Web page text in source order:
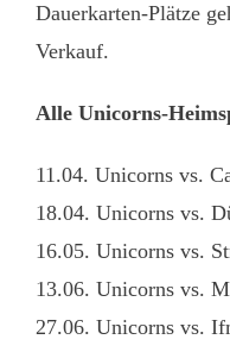
Dauerkarten-Plätze
Verkauf.
Alle Unicorns-
11.04. Unicorns vs.
18.04. Unicorns vs.
16.05. Unicorns vs.
13.06. Unicorns vs.
27.06. Unicorns vs.